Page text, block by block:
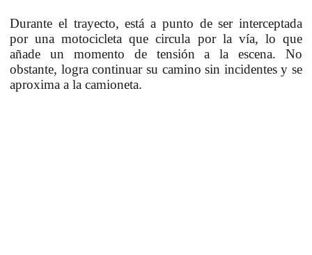
Durante el trayecto, está a punto de ser interceptada
por unamotocicletaque circula por la vía, lo que
añade un momento de tensión a la escena. No
obstante, logra continuar su camino sin incidentes y se
aproxima a la camioneta.